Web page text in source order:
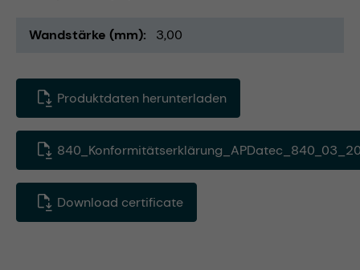
Wandstärke (mm) 3,00
Produktdaten herunterladen
Download certificate